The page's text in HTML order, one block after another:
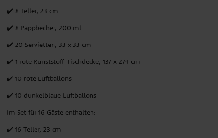
✔️ 8 Teller, 23 cm
✔️ 8 Pappbecher, 200 ml
✔️ 20 Servietten, 33 x 33 cm
✔️ 1 rote Kunststoff-Tischdecke, 137 x 274 cm
✔️ 10 rote Luftballons
✔️ 10 dunkelblaue Luftballons
Im Set für 16 Gäste enthalten:
✔️ 16 Teller, 23 cm